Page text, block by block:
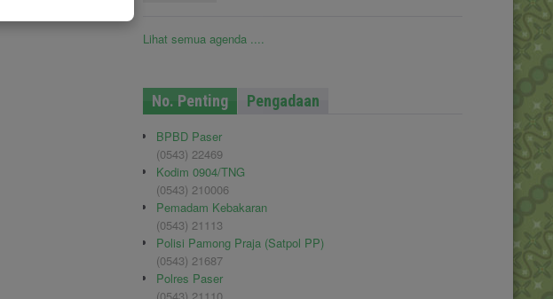
Lihat semua agenda ....
No. Penting Pengadaan
BPBD Paser
(0543) 22469
Kodim 0904/TNG
(0543) 210006
Pemadam Kebakaran
(0543) 21113
Polisi Pamong Praja (Satpol PP)
(0543) 21687
Polres Paser